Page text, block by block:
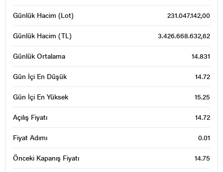
Günlük Hacim (Lot) 231.047.142,00
Günlük Hacim (TL) 3.426.668.632,62
Günlük Ortalama 14.831
Gün İçi En Düşük 14.72
Gün İçi En Yüksek 15.25
Açılış Fiyatı 14.72
Fiyat Adımı 0.01
Önceki Kapanış Fiyatı 14.75